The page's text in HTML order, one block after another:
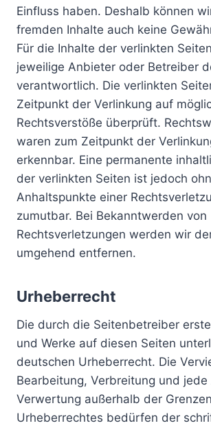
Einfluss haben. Deshalb können
fremden Inhalte auch keine
Für die Inhalte der verlinkten
jeweilige Anbieter oder Betreiber
verantwortlich. Die verlinkten
Zeitpunkt der Verlinkung auf
Rechtsverstöße überprüft.
waren zum Zeitpunkt der
erkennbar. Eine permanente
der verlinkten Seiten ist jedoch
Anhaltspunkte einer
zumutbar. Bei Bekanntwerden von
Rechtsverletzungen werden wir
umgehend entfernen.
Urheberrecht
Die durch die Seitenbetreiber
und Werke auf diesen Seiten
deutschen Urheberrecht. Die
Bearbeitung, Verbreitung und
Verwertung außerhalb der
Urheberrechtes bedürfen der